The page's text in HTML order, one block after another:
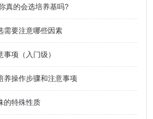
真的会选培养基吗?
需要注意哪些因素
项（入门级）
养操作步骤和注意事项
的特殊性质